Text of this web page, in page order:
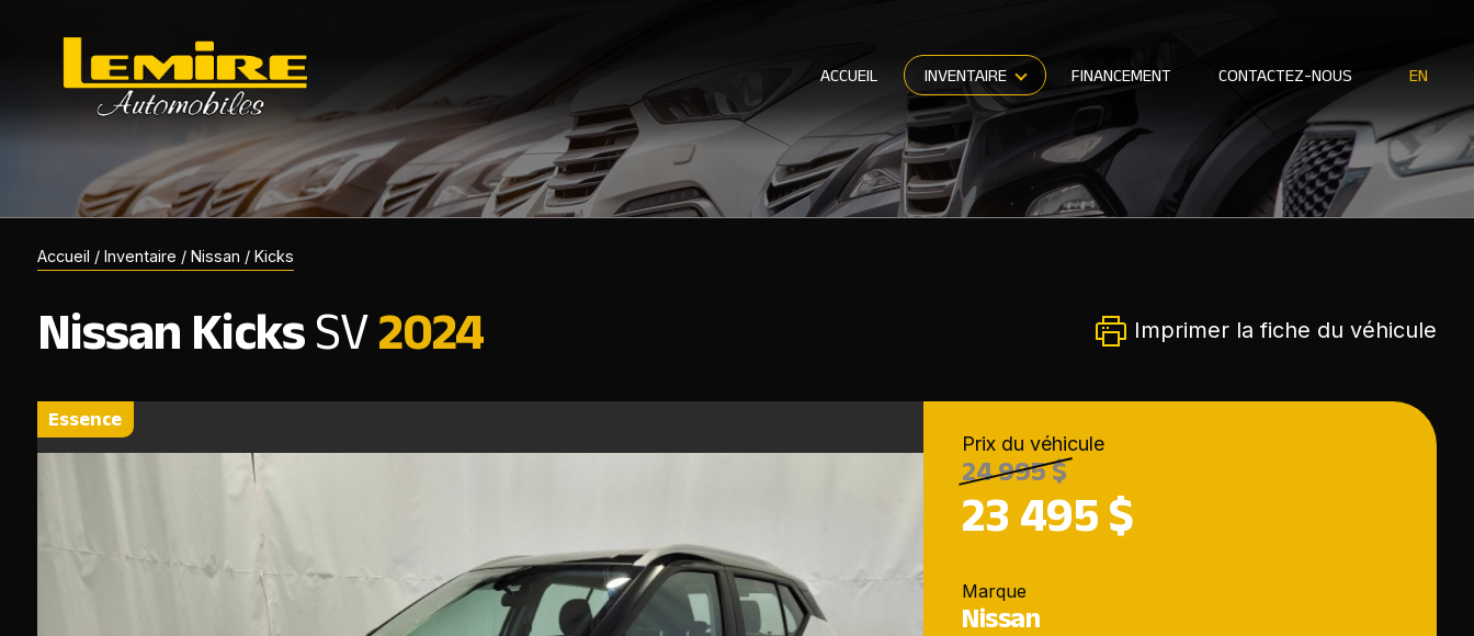
ACCUEIL INVENTAIRE FINANCEMENT CONTACTEZ-NOUS EN
Accueil / Inventaire / Nissan / Kicks
Nissan Kicks SV 2024 Imprimer la fiche du véhicule
essence
Prix du véhicule
24 995 $
23 495 $
Marque
Nissan